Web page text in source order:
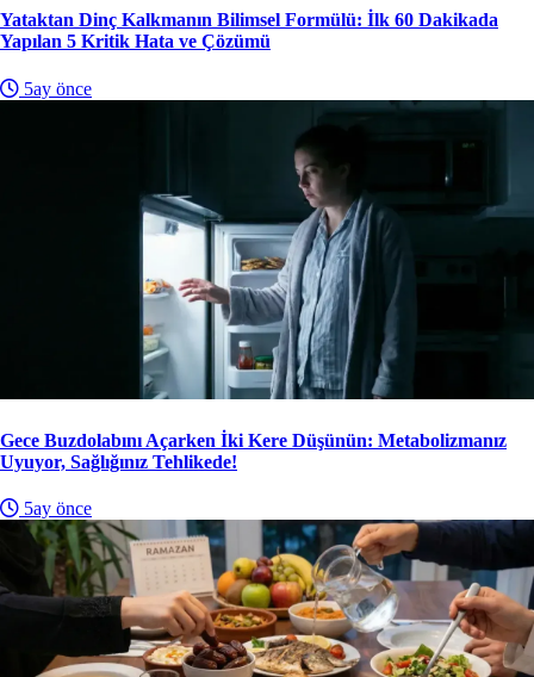
Yataktan Dinç Kalkmanın Bilimsel Formülü: İlk 60 Dakikada
Yapılan 5 Kritik Hata ve Çözümü
5ay önce
Gece Buzdolabını Açarken İki Kere Düşünün: Metabolizmanız
Uyuyor, Sağlığınız Tehlikede!
5ay önce